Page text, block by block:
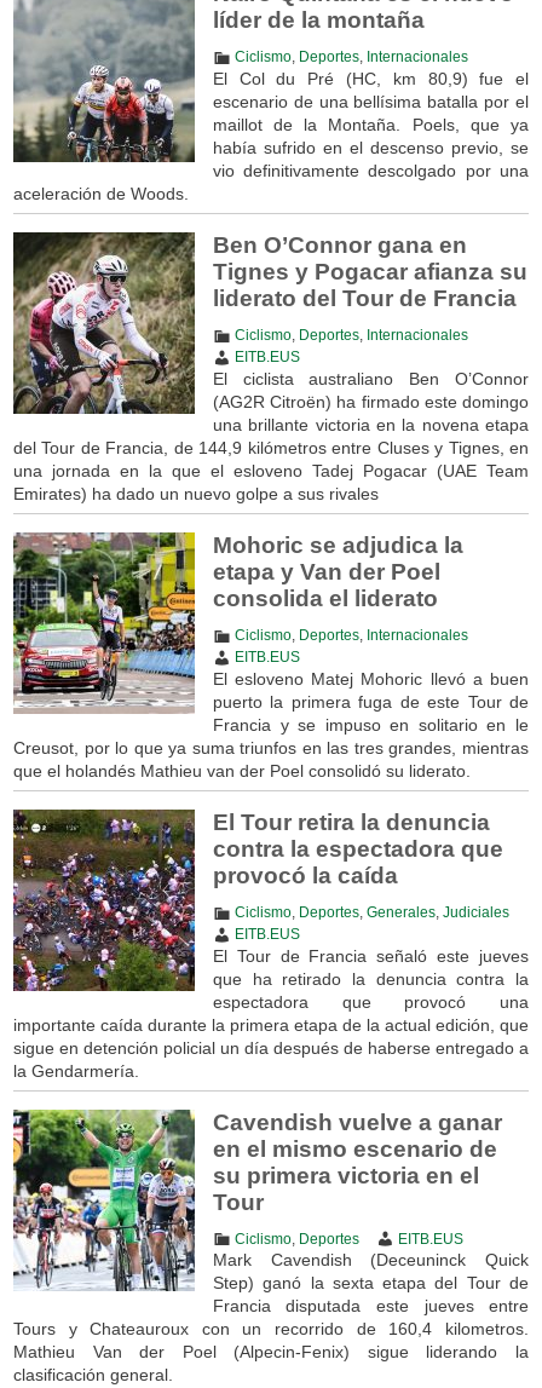
líder de la montaña
Ciclismo, Deportes, Internacionales
El Col du Pré (HC, km 80,9) fue el
escenario de una bellísima batalla por el
maillot de la Montaña. Poels, que ya
había sufrido en el descenso previo, se
vio definitivamente descolgado por una
aceleración de Woods.
Ben O’Connor gana en
Tignes y Pogacar afianza su
liderato del Tour de Francia
Ciclismo, Deportes,
Internacionales
EITB.EUS
El ciclista australiano Ben O’Connor
(AG2R Citroën) ha firmado este domingo
una brillante victoria en la novena etapa
del Tour de Francia, de 144,9 kilómetros entre Cluses y Tignes, en
una jornada en la que el esloveno Tadej Pogacar (UAE Team
Emirates) ha dado un nuevo golpe a sus rivales
Mohoric se adjudica la
etapa y Van der Poel
consolida el liderato
Ciclismo, Deportes,
Internacionales
EITB.EUS
El esloveno Matej Mohoric llevó a buen
puerto la primera fuga de este Tour de
Francia y se impuso en solitario en le
Creusot, por lo que ya suma triunfos en las tres grandes, mientras
que el holandés Mathieu van der Poel consolidó su liderato.
El Tour retira la denuncia
contra la espectadora que
provocó la caída
Ciclismo, Deportes, Generales, Judiciales
EITB.EUS
El Tour de Francia señaló este jueves
que ha retirado la denuncia contra la
espectadora que provocó una
importante caída durante la primera etapa de la actual edición, que
sigue en detención policial un día después de haberse entregado a
la Gendarmería.
Cavendish vuelve a ganar
en el mismo escenario de
su primera victoria en el
Tour
Ciclismo, Deportes EITB.EUS
Mark Cavendish (Deceuninck Quick
Step) ganó la sexta etapa del Tour de
Francia disputada este jueves entre
Tours y Chateauroux con un recorrido de 160,4 kilometros.
Mathieu Van der Poel (Alpecin-Fenix) sigue liderando la
clasificación general.